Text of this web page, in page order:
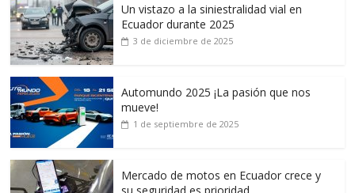
Un vistazo a la siniestralidad vial en
Ecuador durante 2025
3 de diciembre de 2025
Automundo 2025 ¡La pasión que nos
mueve!
1 de septiembre de 2025
Mercado de motos en Ecuador crece y